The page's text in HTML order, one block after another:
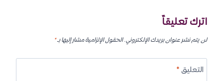
اترك تعليقاً
لن يتم نشر عنوان بريدك الإلكتروني.الحقول الإلزامية مشار إليها بـ*
التعليق*